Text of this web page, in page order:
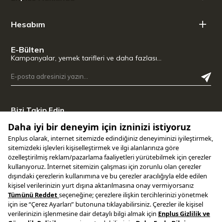
Hesabım
E-Bülten
Kampanyalar, yemek tarifleri ve daha fazlası…
Bizi Takip Edin
Uygulamamızı İndirin
Copyright © 2025 ENPLUS | Tüm hakları saklıdır.